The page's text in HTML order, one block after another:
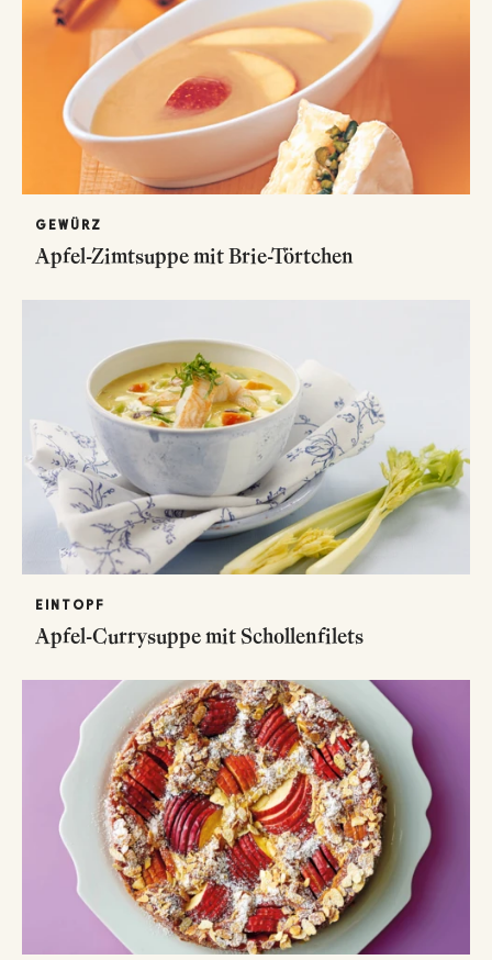
GEWÜRZ
Apfel-Zimtsuppe mit Brie-Törtchen
EINTOPF
Apfel-Currysuppe mit Schollenfilets